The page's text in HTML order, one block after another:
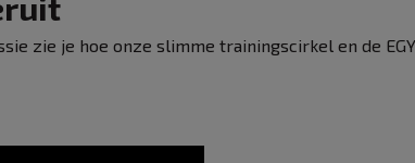
zie je hoe onze slimme trainingscirkel en de